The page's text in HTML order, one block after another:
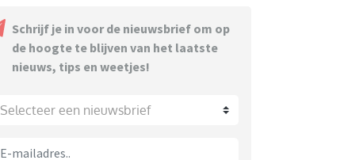
Schrijf je in voor de nieuwsbrief om op
de hoogte te blijven van het laatste
nieuws, tips en weetjes!
Selecteer een nieuwsbrief